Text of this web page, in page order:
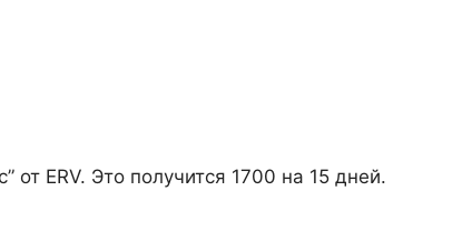
от ERV. Это получится 1700 на 15 дней.